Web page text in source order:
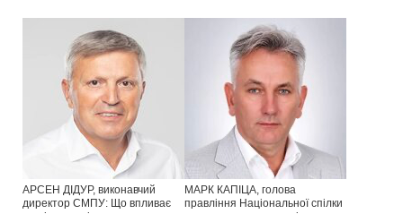
АРСЕН ДІДУР, виконавчий
директор СМПУ: Що впливає
МАРК КАПІЦА, голова
правління Національної спілки